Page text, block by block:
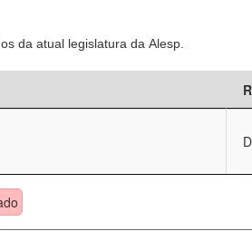
da atual legislatura da Alesp.